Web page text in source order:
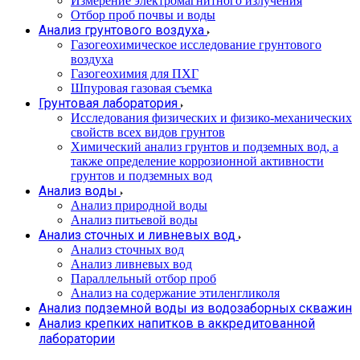
Отбор проб почвы и воды
Анализ грунтового воздуха
Газогеохимическое исследование грунтового
воздуха
Газогеохимия для ПХГ
Шпуровая газовая съемка
Грунтовая лаборатория
Исследования физических и физико-механических
свойств всех видов грунтов
Химический анализ грунтов и подземных вод, а
также определение коррозионной активности
грунтов и подземных вод
Анализ воды
Анализ природной воды
Анализ питьевой воды
Анализ сточных и ливневых вод
Анализ сточных вод
Анализ ливневых вод
Параллельный отбор проб
Анализ на содержание этиленгликоля
Анализ подземной воды из водозаборных скважин
Анализ крепких напитков в аккредитованной
лаборатории